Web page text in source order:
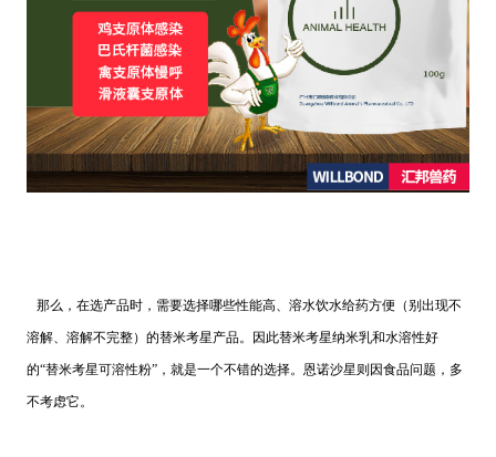
那么，在选产品时，需要选择哪些性能高、溶水饮水给药方便（别出现不
溶解、溶解不完整）的替米考星产品。因此替米考星纳米乳和水溶性好
的“替米考星可溶性粉”，就是一个不错的选择。恩诺沙星则因食品问题 ，多
不考虑它。